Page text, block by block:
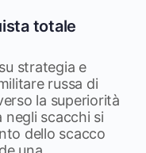
totale
strategia e
russa di
la superiorità
scacchi si
dello scacco